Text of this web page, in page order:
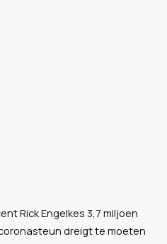
Rick Engelkes 3,7 miljoen
dreigt te moeten